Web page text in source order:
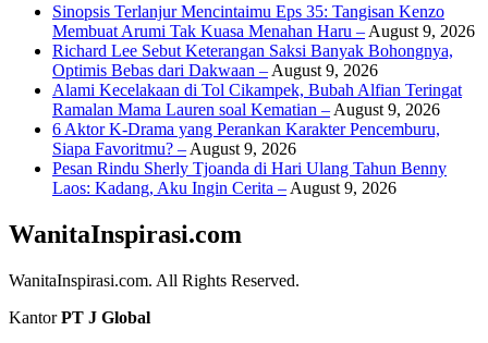
Sinopsis Terlanjur Mencintaimu Eps 35: Tangisan Kenzo
Membuat Arumi Tak Kuasa Menahan Haru – August 9, 2026
Richard Lee Sebut Keterangan Saksi Banyak Bohongnya,
Optimis Bebas dari Dakwaan – August 9, 2026
Alami Kecelakaan di Tol Cikampek, Bubah Alfian Teringat
Ramalan Mama Lauren soal Kematian – August 9, 2026
6 Aktor K-Drama yang Perankan Karakter Pencemburu,
Siapa Favoritmu? – August 9, 2026
Pesan Rindu Sherly Tjoanda di Hari Ulang Tahun Benny
Laos: Kadang, Aku Ingin Cerita – August 9, 2026
WanitaInspirasi.com
WanitaInspirasi.com. All Rights Reserved.
KantorPT J Global